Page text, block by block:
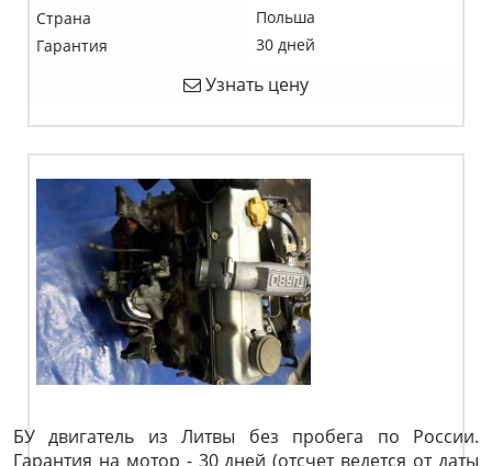
Страна
Польша
Гарантия
30 дней
Узнать цену
БУ двигатель из Литвы без пробега по России.
Гарантия на мотор - 30 дней (отсчет ведется от даты